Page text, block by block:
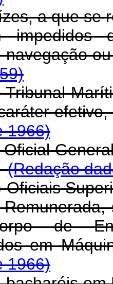
a que se
impedidos
Tribunal
caráter
1966)
(Redação
Oficiais
de
em
1966)